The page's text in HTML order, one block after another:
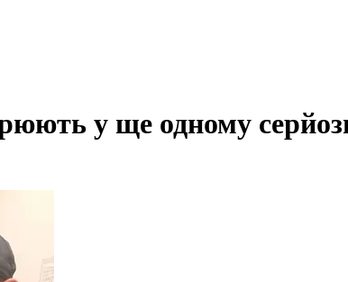
у ще одному